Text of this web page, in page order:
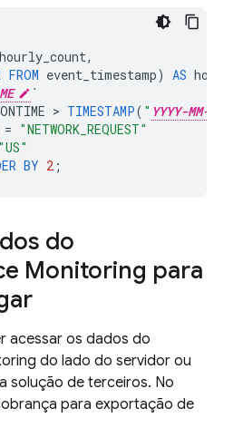
hourly_count,
FROM event_timestamp) AS
`
> TIMESTAMP( " YYYY-MM-DD
= "NETWORK_REQUEST"
"US"
BY 2 ;
do
Monitoring para
acessar os dados do
do lado do servidor ou
solução de terceiros. No
para exportação de